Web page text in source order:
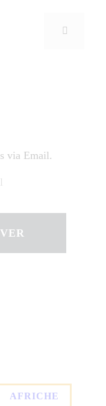
via Email.
AFRICHE